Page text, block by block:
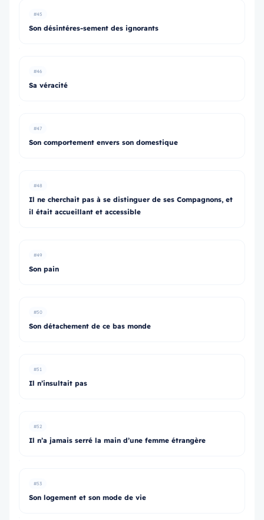
#45
Son désintéres-sement des ignorants
#46
Sa véracité
#47
Son comportement envers son domestique
#48
Il ne cherchait pas à se distinguer de ses Compagnons, et
il était accueillant et accessible
#49
Son pain
#50
Son détachement de ce bas monde
#51
Il n’insultait pas
#52
Il n’a jamais serré la main d’une femme étrangère
#53
Son logement et son mode de vie